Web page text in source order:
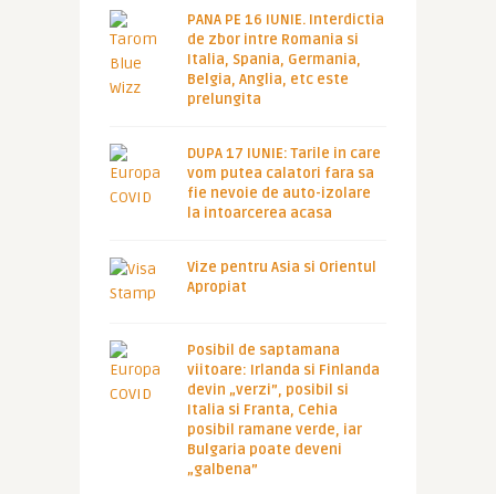
PANA PE 16 IUNIE. Interdictia
de zbor intre Romania si
Italia, Spania, Germania,
Belgia, Anglia, etc este
prelungita
DUPA 17 IUNIE: Tarile in care
vom putea calatori fara sa
fie nevoie de auto-izolare
la intoarcerea acasa
Vize pentru Asia si Orientul
Apropiat
Posibil de saptamana
viitoare: Irlanda si Finlanda
devin „verzi”, posibil si
Italia si Franta, Cehia
posibil ramane verde, iar
Bulgaria poate deveni
„galbena”